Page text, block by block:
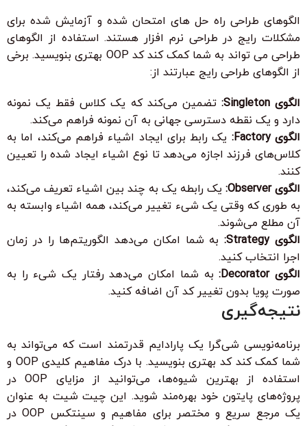
الگوهای طراحی راه حل های امتحان شده و آزمایش شده برای
مشکلات رایج در طراحی نرم افزار هستند. استفاده از الگوهای
طراحی می تواند به شما کمک کند کد OOP بهتری بنویسید. برخی
از الگوهای طراحی رایج عبارتند از:
الگوی Singleton:
تضمین می‌کند که یک کلاس فقط یک نمونه
دارد و یک نقطه دسترسی جهانی به آن نمونه فراهم می‌کند.
الگوی Factory:
یک رابط برای ایجاد اشیاء فراهم می‌کند، اما به
کلاس‌های فرزند اجازه می‌دهد تا نوع اشیاء ایجاد شده را تعیین
کنند.
الگوی Observer:
یک رابطه یک به چند بین اشیاء تعریف می‌کند،
به طوری که وقتی یک شیء تغییر می‌کند، همه اشیاء وابسته به
آن مطلع می‌شوند.
الگوی Strategy:
به شما امکان می‌دهد الگوریتم‌ها را در زمان
اجرا انتخاب کنید.
الگوی Decorator:
به شما امکان می‌دهد رفتار یک شیء را به
صورت پویا بدون تغییر کد آن اضافه کنید.
نتیجه‌گیری
برنامه‌نویسی شی‌گرا یک پارادایم قدرتمند است که می‌تواند به
شما کمک کند کد بهتری بنویسید. با درک مفاهیم کلیدی OOP و
استفاده از بهترین شیوه‌ها، می‌توانید از مزایای OOP در
پروژه‌های پایتون خود بهره‌مند شوید. این چیت شیت به عنوان
یک مرجع سریع و مختصر برای مفاهیم و سینتکس OOP در